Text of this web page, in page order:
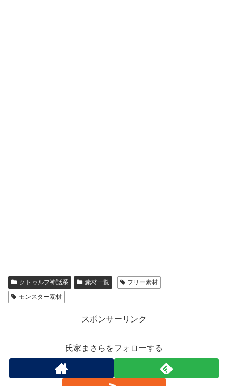
クトゥルフ神話系 素材一覧
フリー素材
モンスター素材
スポンサーリンク
氏家まさらをフォローする